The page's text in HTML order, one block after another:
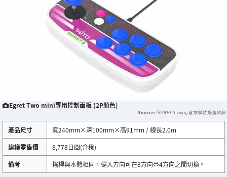
Egret Two mini專用控制面板 (2P顏色)
「EGRETⅡ mini」官方網站 販售資訊
產品尺寸
寬240mm×深100mm×高91mm / 線長2.0m
建議零售價
8,778日圓(含稅)
備考
搖桿與本體相同，輸入方向可在8方向⇔4方向之間切換。